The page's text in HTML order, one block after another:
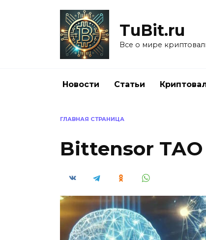
TuBit.ru
Все о мире
Новости Статьи
ГЛАВНАЯ СТРАНИЦА
Bittensor TAO